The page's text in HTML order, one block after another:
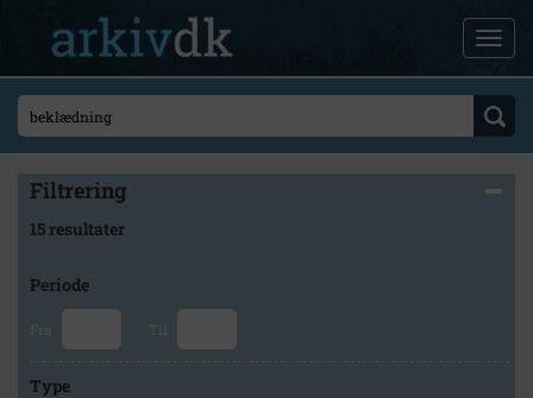
Filtrering
15 resultater
Periode
Fra Til
Type